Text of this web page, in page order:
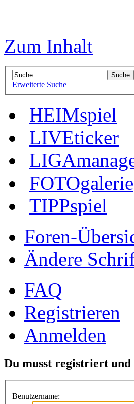
Zum Inhalt
Erweiterte Suche
HEIMspiel
LIVEticker
FOTOgalerie
TIPPspiel
Foren-
Ändere
FAQ
Registrieren
Anmelden
Du musst registriert und
Benutzername: